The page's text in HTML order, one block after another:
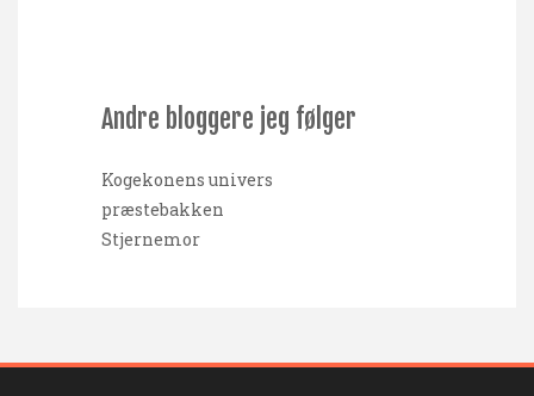
Andre bloggere jeg følger
Kogekonens univers
præstebakken
Stjernemor